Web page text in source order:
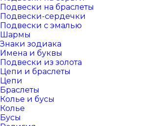
Подвески на браслеты
Подвески-сердечки
Подвески с эмалью
Шармы
Знаки зодиака
Имена и буквы
Подвески из золота
Цепи и браслеты
Цепи
Браслеты
Колье и бусы
Колье
Бусы